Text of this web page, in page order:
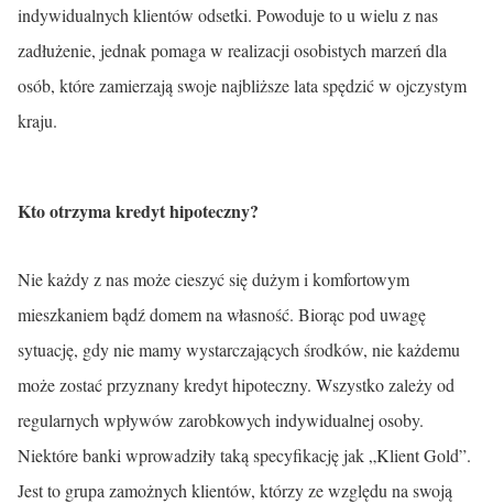
indywidualnych klientów odsetki. Powoduje to u wielu z nas
zadłużenie, jednak pomaga w realizacji osobistych marzeń dla
osób, które zamierzają swoje najbliższe lata spędzić w ojczystym
kraju.
Kto otrzyma kredyt hipoteczny?
Nie każdy z nas może cieszyć się dużym i komfortowym
mieszkaniem bądź domem na własność. Biorąc pod uwagę
sytuację, gdy nie mamy wystarczających środków, nie każdemu
może zostać przyznany kredyt hipoteczny. Wszystko zależy od
regularnych wpływów zarobkowych indywidualnej osoby.
Niektóre banki wprowadziły taką specyfikację jak „Klient Gold”.
Jest to grupa zamożnych klientów, którzy ze względu na swoją